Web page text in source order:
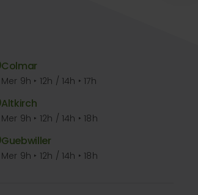
Colmar
Mer 9h ‣ 12h / 14h ‣ 17h
Altkirch
Mer 9h ‣ 12h / 14h ‣ 18h
Guebwiller
Mer 9h ‣ 12h / 14h ‣ 18h